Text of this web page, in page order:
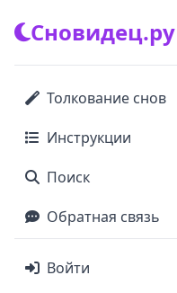
Сновидец.ру
Толкование снов
Инструкции
Поиск
Обратная связь
Войти